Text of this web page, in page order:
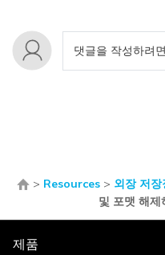
댓글을 작성하려
> Resources > 외장 저
및 포맷 해제
제품